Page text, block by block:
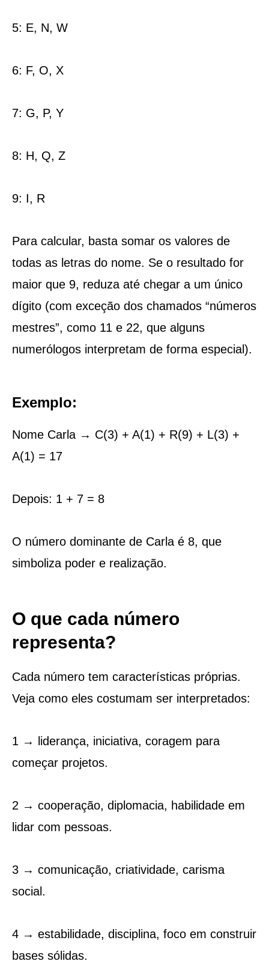
5: E, N, W
6: F, O, X
7: G, P, Y
8: H, Q, Z
9: I, R
Para calcular, basta somar os valores de
todas as letras do nome. Se o resultado for
maior que 9, reduza até chegar a um único
dígito (com exceção dos chamados “números
mestres”, como 11 e 22, que alguns
numerólogos interpretam de forma especial).
Exemplo:
Nome Carla → C(3) + A(1) + R(9) + L(3) +
A(1) = 17
Depois: 1 + 7 = 8
O número dominante de Carla é 8, que
simboliza poder e realização.
O que cada número
representa?
Cada número tem características próprias.
Veja como eles costumam ser interpretados:
1 → liderança, iniciativa, coragem para
começar projetos.
2 → cooperação, diplomacia, habilidade em
lidar com pessoas.
3 → comunicação, criatividade, carisma
social.
4 → estabilidade, disciplina, foco em construir
bases sólidas.